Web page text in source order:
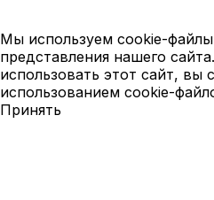
Мы используем cookie-
представления нашего
использовать этот сайт, вы
использованием cookie-
Принять